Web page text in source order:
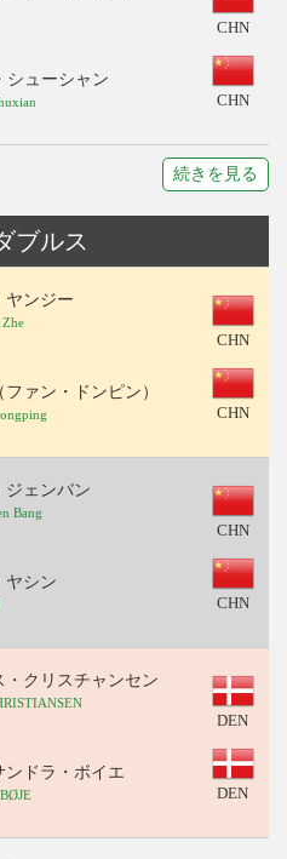
シューシャン
CHN
CHN
続きを見る
ブルス
ヤンジー
Zhe
ァン・ドンピン）
CHN
CHN
ジェンバン
Bang
ヤシン
CHN
CHN
・クリスチャンセン
ンドラ・ボイエ
DEN
DEN